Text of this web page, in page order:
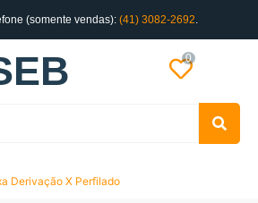
(somente vendas): (41) 3082-2692.
0
Derivação X Perfilado